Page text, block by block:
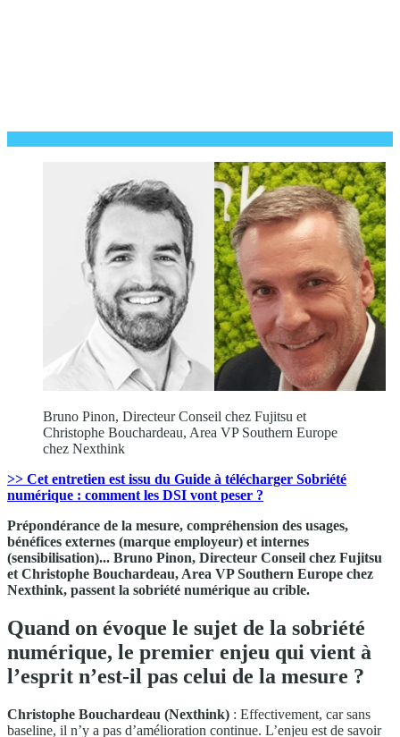
Bruno Pinon, Directeur Conseil chez Fujitsu et
Christophe Bouchardeau, Area VP Southern Europe
chez Nexthink
>> Cet entretien est issu du Guide à télécharger Sobriété
numérique : comment les DSI vont peser ?
Prépondérance de la mesure, compréhension des usages,
bénéfices externes (marque employeur) et internes
(sensibilisation)... Bruno Pinon, Directeur Conseil chez Fujitsu
et Christophe Bouchardeau, Area VP Southern Europe chez
Nexthink, passent la sobriété numérique au crible.
Quand on évoque le sujet de la sobriété
numérique, le premier enjeu qui vient à
l’esprit n’est-il pas celui de la mesure ?
Christophe Bouchardeau (Nexthink) : Effectivement, car sans
baseline, il n’y a pas d’amélioration continue. L’enjeu est de savoir